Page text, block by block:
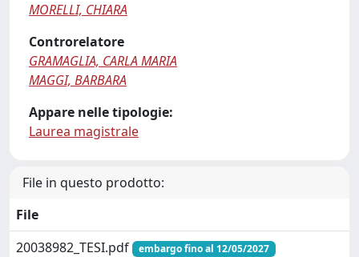
MORELLI, CHIARA
Controrelatore
GRAMAGLIA, CARLA MARIA
MAGGI, BARBARA
Appare nelle tipologie:
Laurea magistrale
File in questo prodotto:
File
20038982_TESI.pdf
embargo fino al 12/05/2027